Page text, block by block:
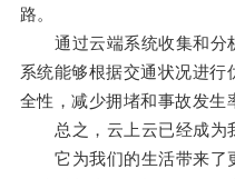
路。
通过云端系统收集和分
系统能够根据交通状况进行
全性，减少拥堵和事故发生
总之，云上云已经成为我
它为我们的生活带来了